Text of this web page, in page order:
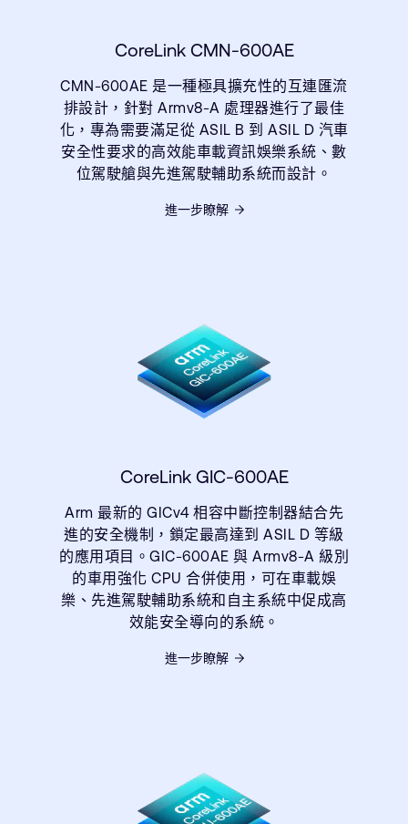
CoreLink CMN-600AE
CMN-600AE 是一種極具擴充性的互連匯流
排設計，針對 Armv8-A 處理器進行了最佳
化，專為需要滿足從 ASIL B 到 ASIL D 汽車
安全性要求的高效能車載資訊娛樂系統、數
位駕駛艙與先進駕駛輔助系統而設計。
進一步瞭解
CoreLink GIC-600AE
Arm 最新的 GICv4 相容中斷控制器結合先
進的安全機制，鎖定最高達到 ASIL D 等級
的應用項目。GIC-600AE 與 Armv8-A 級別
的車用強化 CPU 合併使用，可在車載娛
樂、先進駕駛輔助系統和自主系統中促成高
效能安全導向的系統。
進一步瞭解